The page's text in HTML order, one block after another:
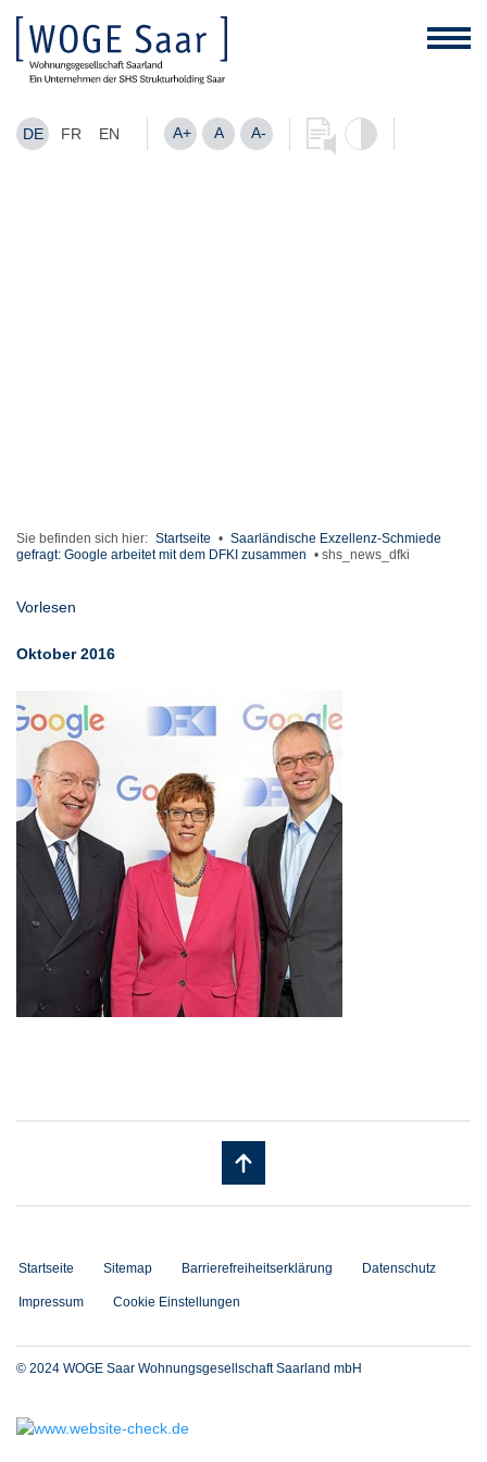
DE FR EN A+ A A-
Sie befinden sich hier: Startseite • Saarländische Exzellenz-Schmiede
gefragt: Google arbeitet mit dem DFKI zusammen • shs_news_dfki
Vorlesen
Oktober 2016
Startseite Sitemap Barrierefreiheitserklärung Datenschutz
Impressum Cookie Einstellungen
© 2024 WOGE Saar Wohnungsgesellschaft Saarland mbH